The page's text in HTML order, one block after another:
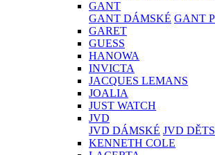
GANT
GANT DÁMSKÉ GANT
GARET
GUESS
HANOWA
INVICTA
JACQUES LEMANS
JOALIA
JUST WATCH
JVD
JVD DÁMSKÉ JVD
KENNETH COLE